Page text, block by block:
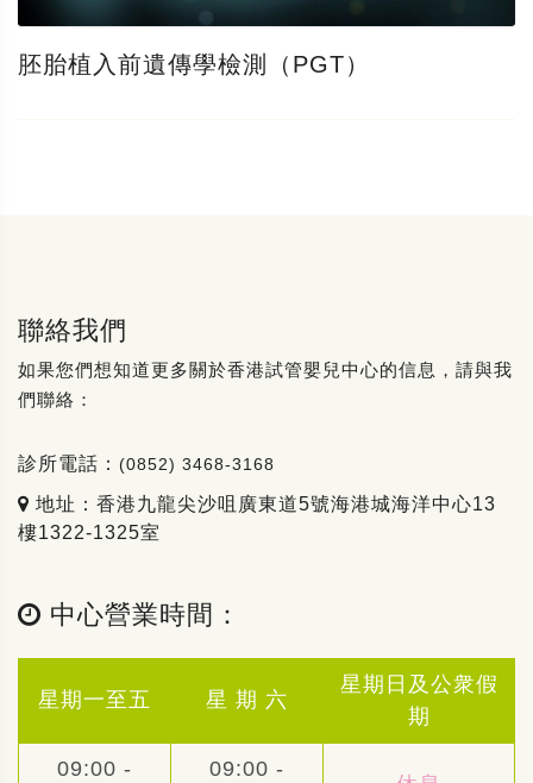
胚胎植入前遺傳學檢測（PGT）
聯絡我們
如果您們想知道更多關於香港試管嬰兒中心的信息，請與我
們聯絡：
診所電話： (0852) 3468-3168
地址：香港九龍尖沙咀廣東道5號海港城海洋中心13
樓1322-1325室
中心營業時間：
星期一至五 星 期 六
星期日及公衆假
期
09:00 - 09:00 -